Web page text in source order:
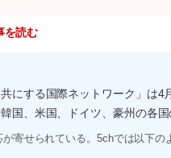
を読む
にする国際ネットワーク」は
国、米国、ドイツ、豪州の各
寄せられている。5chでは以下の